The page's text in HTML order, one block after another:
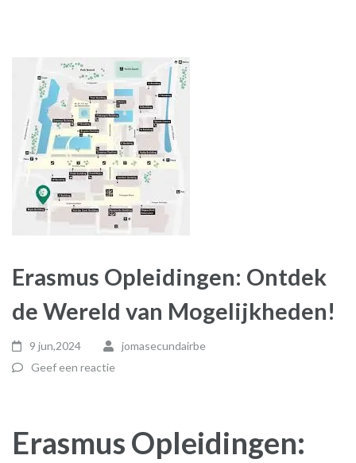
Erasmus Opleidingen: Ontdek
de Wereld van Mogelijkheden!
9 jun,2024
jomasecundairbe
Geef een reactie
Erasmus Opleidingen: